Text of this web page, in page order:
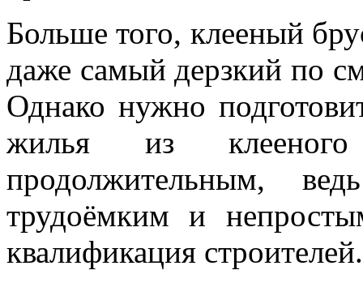
Больше того, клееный
даже самый дерзкий по
Однако нужно
жилья из
продолжительным,
трудоёмким и
квалификация строителей.